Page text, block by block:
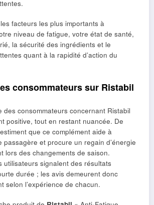
facteurs les plus importants à
niveau de fatigue, votre état de santé,
la sécurité des ingrédients et le
quant à la rapidité d’action du
consommateurs sur Ristabil
des consommateurs concernant Ristabil
positive, tout en restant nuancée. De
que ce complément aide à
passagère et procure un regain d’énergie
lors des changements de saison.
utilisateurs signalent des résultats
durée ; les avis demeurent donc
selon l’expérience de chacun.